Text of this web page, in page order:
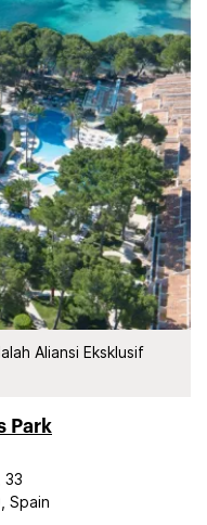
Aliansi Eksklusif
Park
33
Spain